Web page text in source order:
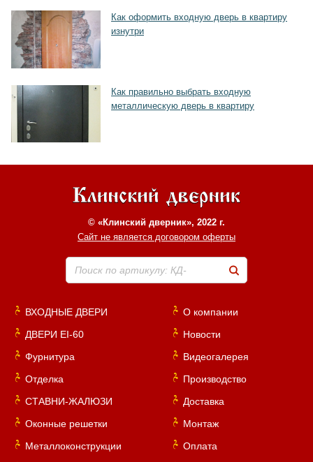
Как оформить входную дверь в квартиру
изнутри
Как правильно выбрать входную
металлическую дверь в квартиру
© «Клинский дверник», 2022 г.
Сайт не является договором оферты
Поиск по артикулу: КД-
ВХОДНЫЕ ДВЕРИ
ДВЕРИ EI-60
Фурнитура
Отделка
СТАВНИ-ЖАЛЮЗИ
Оконные решетки
Металлоконструкции
О компании
Новости
Видеогалерея
Производство
Доставка
Монтаж
Оплата